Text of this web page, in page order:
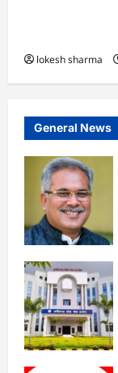
lokesh sharma
General News